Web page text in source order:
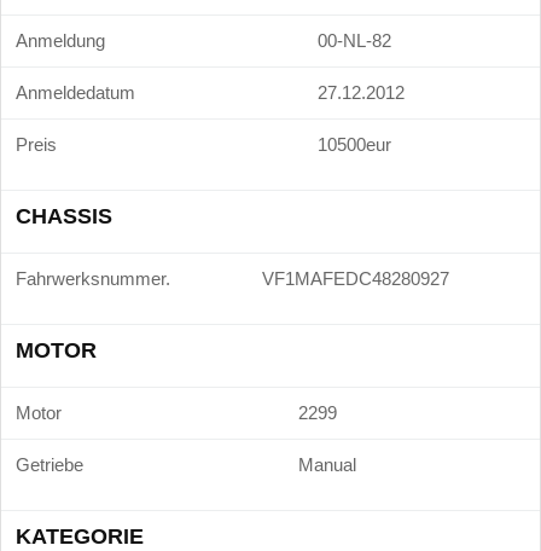
Anmeldung 00-NL-82
Anmeldedatum 27.12.2012
Preis 10500eur
CHASSIS
Fahrwerksnummer. VF1MAFEDC48280927
MOTOR
Motor 2299
Getriebe Manual
KATEGORIE